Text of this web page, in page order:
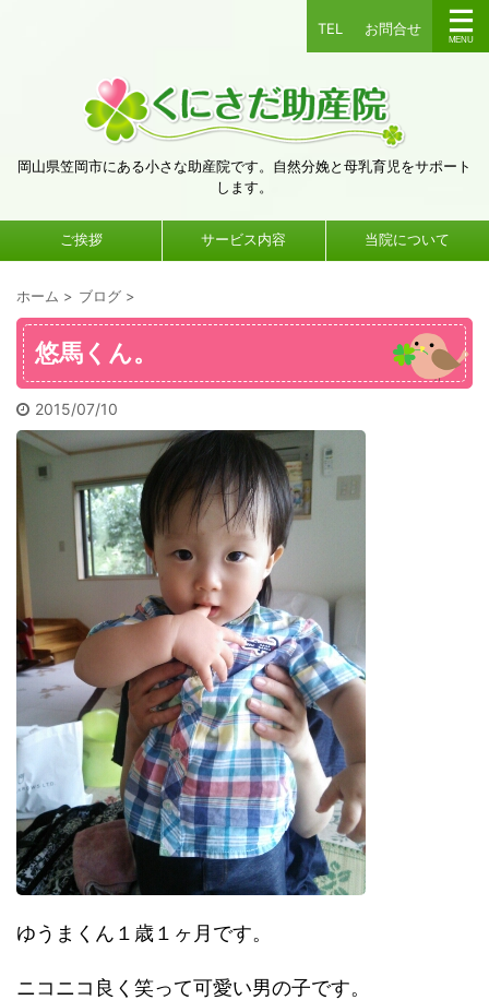
TEL お問合せ
岡山県笠岡市にある小さな助産院です。自然分娩と母乳育児をサポート
します。
ご挨拶 サービス内容 当院について
ホーム > ブログ >
悠馬くん。
2015/07/10
ゆうまくん１歳１ヶ月です。
ニコニコ良く笑って可愛い男の子です。